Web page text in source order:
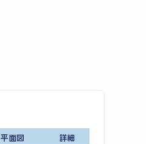
平面図 詳細